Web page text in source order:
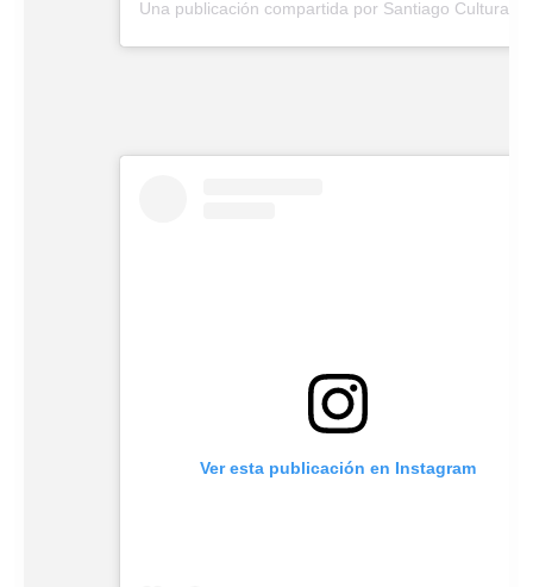
Ver esta publicación en Instagram